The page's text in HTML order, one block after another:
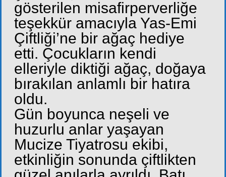
gösterilen misafirperverliğe
teşekkür amacıyla Yas-Emi
Çiftliği’ne bir ağaç hediye
etti. Çocukların kendi
elleriyle diktiği ağaç, doğaya
bırakılan anlamlı bir hatıra
oldu.
Gün boyunca neşeli ve
huzurlu anlar yaşayan
Mucize Tiyatrosu ekibi,
etkinliğin sonunda çiftlikten